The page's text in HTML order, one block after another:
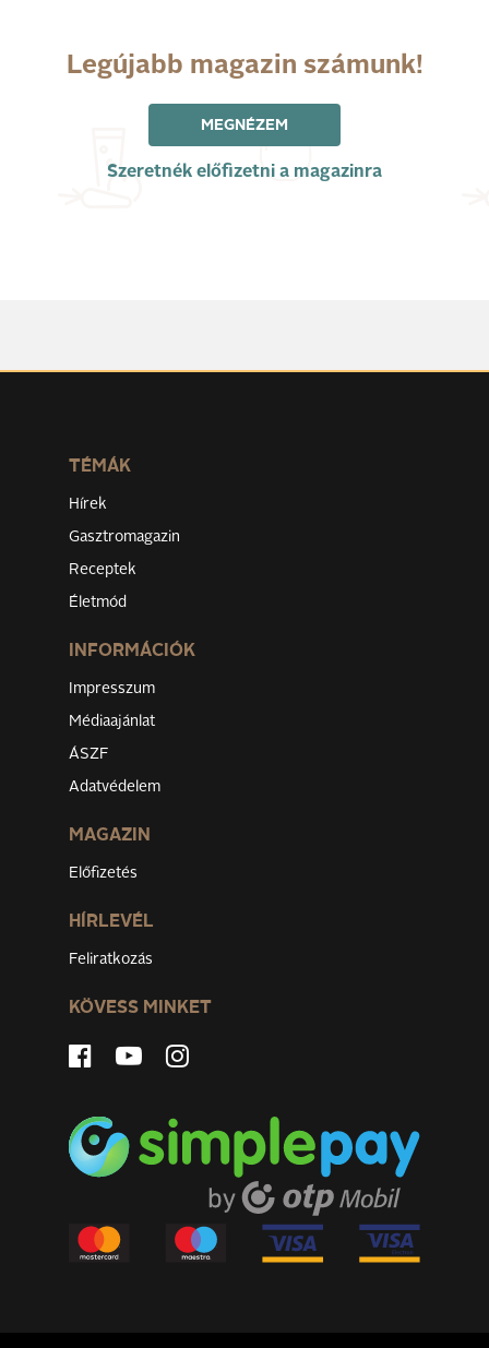
Legújabb magazin számunk!
MEGNÉZEM
Szeretnék előfizetni a magazinra
TÉMÁK
Hírek
Gasztromagazin
Receptek
Életmód
INFORMÁCIÓK
Impresszum
Médiaajánlat
ÁSZF
Adatvédelem
MAGAZIN
Előfizetés
HÍRLEVÉL
Feliratkozás
KÖVESS MINKET